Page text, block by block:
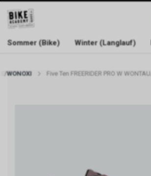
WELCOME TO BIKE ACADEMY
Sommer (Bike) Winter (Langlauf)
WONOXI Five Ten FREERIDER PRO W